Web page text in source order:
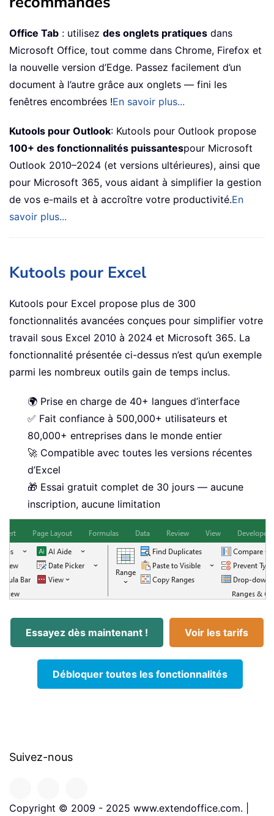
Office Tab : utilisez des onglets pratiques dans
Microsoft Office, tout comme dans Chrome, Firefox et
la nouvelle version d’Edge. Passez facilement d’un
document à l’autre grâce aux onglets — fini les
fenêtres encombrées !En savoir plus...
Kutools pour Outlook: Kutools pour Outlook propose
100+ des fonctionnalités puissantespour Microsoft
Outlook 2010–2024 (et versions ultérieures), ainsi que
pour Microsoft 365, vous aidant à simplifier la gestion
de vos e-mails et à accroître votre productivité.En
savoir plus...
Kutools pour Excel
Kutools pour Excel propose plus de 300
fonctionnalités avancées conçues pour simplifier votre
travail sous Excel 2010 à 2024 et Microsoft 365. La
fonctionnalité présentée ci-dessus n’est qu’un exemple
parmi les nombreux outils gain de temps inclus.
🌍 Prise en charge de 40+ langues d’interface
✅ Fait confiance à 500,000+ utilisateurs et
80,000+ entreprises dans le monde entier
🚀 Compatible avec toutes les versions récentes
d’Excel
🎁 Essai gratuit complet de 30 jours — aucune
inscription, aucune limitation
Essayez dès maintenant ! Voir les tarifs
Débloquer toutes les fonctionnalités
Suivez-nous
Copyright © 2009 - 2025 www.extendoffice.com. |